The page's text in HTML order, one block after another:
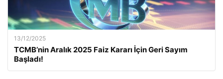
13/12/2025
TCMB’nin Aralık 2025 Faiz Kararı İçin Geri Sayım
Başladı!